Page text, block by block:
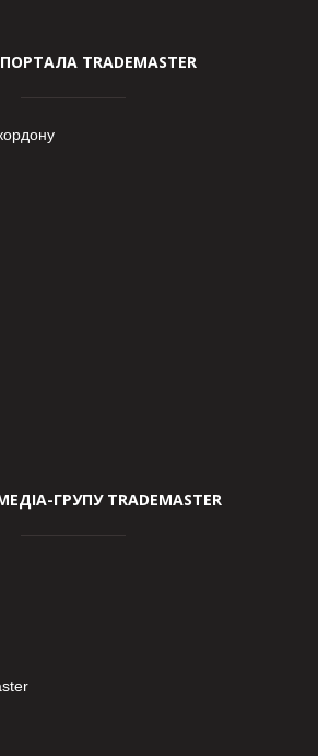
TRADEMASTER
ГРУПУ TRADEMASTER